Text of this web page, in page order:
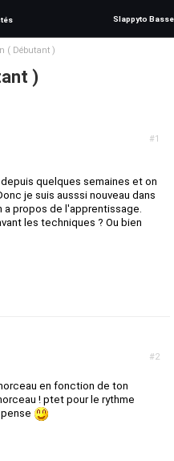
Slappyto Basse
( Débutant )
)
#1
quelques semaines et on
je suis ausssi nouveau dans
propos de l'apprentissage.
les techniques ? Ou bien
#2
en fonction de ton
! ptet pour le rythme